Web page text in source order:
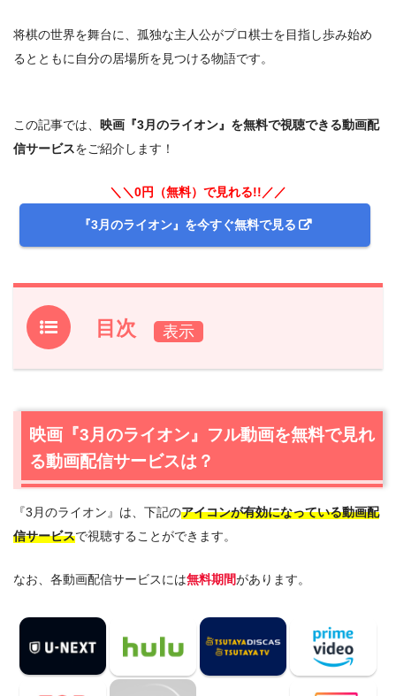
将棋の世界を舞台に、孤独な主人公がプロ棋士を目指し歩み始め
るとともに自分の居場所を見つける物語です。
この記事では、 映画『3月のライオン』を無料で視聴できる動画配
信サービスをご紹介します！
＼＼0円（無料）で見れる!!／／
『3月のライオン』を今すぐ無料で見る
目次
1.映画『3月のライオン』フル動画を無料で見れる動画配信
すめ
1.2映画『3月のライオン』を動画配信＆宅配レンタルで楽
しめるTSUTAYA TVもおすすめ
2.『3月のライオン』作品情報
2.1 『3月のライオン』あらすじ
2.4『3月のライオン』原作漫画も読みたい方へ
3.『3月のライオン』を見たい人におすすめの関連作品
映画『3月のライオン』の動画はDailymotionや
映画『3月のライオン』フル動画を無料で見れ
る動画配信サービスは？
『3月のライオン』は、下記のアイコンが有効になっている動画配
信サービスで視聴することができます。
なお、各動画配信サービスには無料期間があります。